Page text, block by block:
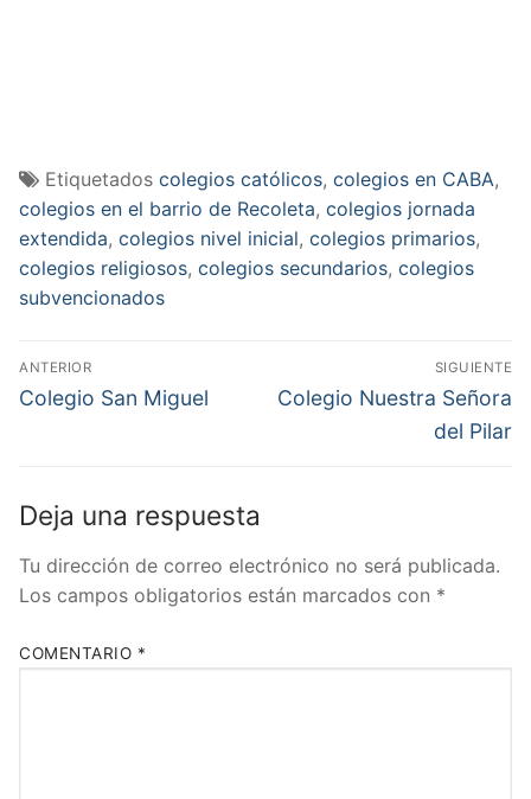
Etiquetados colegios católicos, colegios en CABA,
colegios en el barrio de Recoleta, colegios jornada
extendida, colegios nivel inicial, colegios primarios,
colegios religiosos, colegios secundarios, colegios
subvencionados
Navegación
de
ANTERIOR
Entrada
Colegio San Miguel
SIGUIENTE
Entrada
Colegio Nuestra Señora
del Pilar
Deja una respuesta
Tu dirección de correo electrónico no será publicada.
Los campos obligatorios están marcados con *
COMENTARIO *